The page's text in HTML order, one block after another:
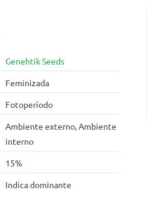
Genehtik Seeds
Feminizada
Fotoperíodo
Ambiente externo, Ambiente
interno
15%
Indica dominante